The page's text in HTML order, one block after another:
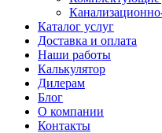
Каталог услуг
Доставка и оплата
Наши работы
Калькулятор
Дилерам
Блог
О компании
Контакты